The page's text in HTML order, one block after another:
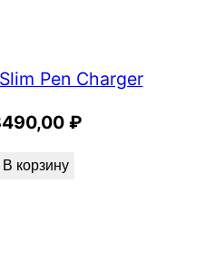
Pen Charger
₽
В корзину